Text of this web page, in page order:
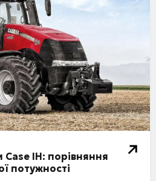
IH: порівняння
потужності